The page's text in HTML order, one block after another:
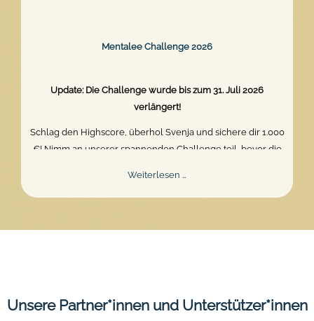
Mentalee Challenge 2026
Update: Die Challenge wurde bis zum 31. Juli 2026
verlängert!
Schlag den Highscore, überhol Svenja und sichere dir 1.000
€! Nimm an unserer spannenden Challenge teil, bevor die
Weiterlesen …
Unsere Partner*innen und Unterstützer*innen